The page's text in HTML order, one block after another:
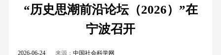
“历史思潮前沿论坛（2026）”在
宁波召开
2026-06-24 来源： 中国社会科学网